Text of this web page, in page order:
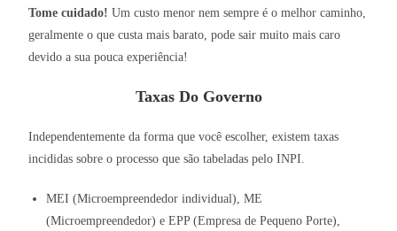
Tome cuidado! Um custo menor nem sempre é o melhor caminho,
geralmente o que custa mais barato, pode sair muito mais caro
devido a sua pouca experiência!
Taxas Do Governo
Independentemente da forma que você escolher, existem taxas
incididas sobre o processo que são tabeladas pelo INPI.
MEI (Microempreendedor individual), ME
(Microempreendedor) e EPP (Empresa de Pequeno Porte),